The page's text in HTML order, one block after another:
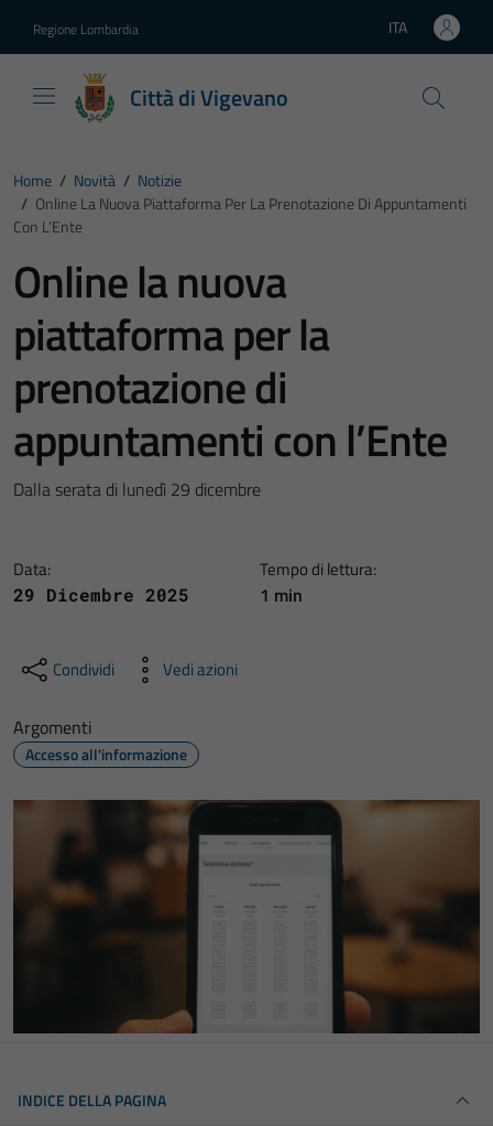
Regione Lombardia Lingua attiva:
ITA
Città di Vigevano
Home / Novità / Notizie
/ Online La Nuova Piattaforma Per La Prenotazione Di Appuntamenti
Con L’Ente
Online la nuova
piattaforma per la
prenotazione di
appuntamenti con l’Ente
Dalla serata di lunedì 29 dicembre
Data:
29 Dicembre 2025
Tempo di lettura:
1 min
Condividi Vedi azioni
Argomenti
Accesso all'informazione
INDICE DELLA PAGINA